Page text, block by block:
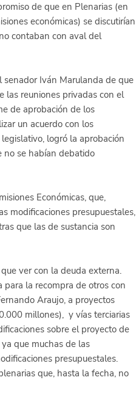
de que en Plenarias (en
económicas) se discutirían
contaban con aval del
senador Iván Marulanda de que
las reuniones privadas con el
de aprobación de los
un acuerdo con los
logró la aprobación
no se habían debatido
Económicas, que,
modificaciones presupuestales,
que las de sustancia son
ver con la deuda externa.
la recompra de otros con
Araujo, a proyectos
millones),  y vías terciarias
sobre el proyecto de
que muchas de las
presupuestales.
que, hasta la fecha, no